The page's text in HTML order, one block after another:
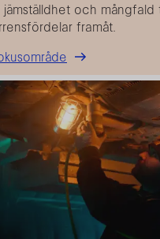
jämställdhet och mångfald
framåt.